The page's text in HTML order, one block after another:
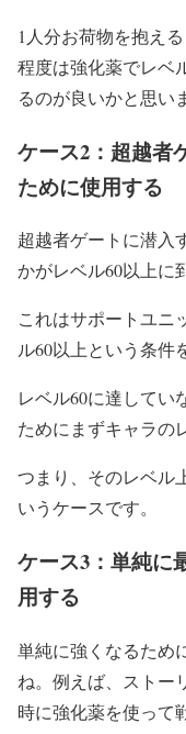
1人分お荷物を抱え
程度は強化薬でレベ
るのが良いかと思い
ケース2：超越者
ために使用する
超越者ゲートに潜入
かがレベル60以上に
これはサポートユニ
ル60以上という条件
レベル60に達してい
ためにまずキャラの
つまり、そのレベル
いうケースです。
ケース3：単純に
用する
単純に強くなるため
ね。例えば、ストー
時に強化薬を使って